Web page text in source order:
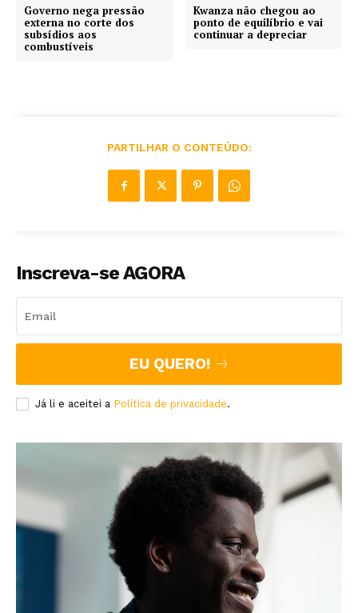
Governo nega pressão
externa no corte dos
subsídios aos
combustíveis
Kwanza não chegou ao
ponto de equilíbrio e vai
continuar a depreciar
PARTILHAR O CONTEÚDO:
Inscreva-se AGORA
EU QUERO!
Já li e aceitei a Política de privacidade.